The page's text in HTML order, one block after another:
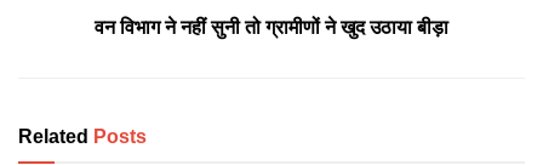
वन विभाग ने नहीं सुनी तो ग्रामीणों ने खुद उठाया बीड़ा
Related Posts